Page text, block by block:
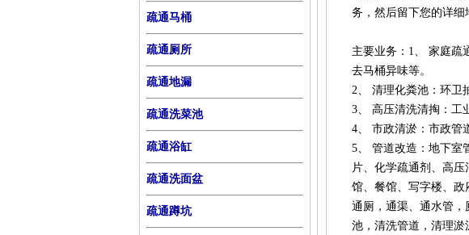
疏通马桶
疏通厕所
疏通地漏
疏通洗菜池
疏通浴缸
疏通洗面盆
疏通蹲坑
务，然后留下您的详
主要业务：1、 家庭疏
去马桶异味等。
2、 清理化粪池：环卫
3、 高压清洗清掏：工
4、 市政清淤：市政管
5、 管道改造：地下室
片、化学疏通剂、高
馆、餐馆、写字楼、政
通厕，通渠、通水管
池，清洗管道，清理